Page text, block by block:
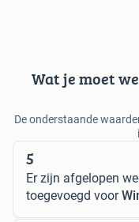
Wat je moet
De onderstaande
5
Er zijn afgelopen
toegevoegd voor